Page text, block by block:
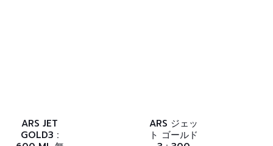
ARS JET
GOLD3 :
ARS ジェッ
ト ゴールド